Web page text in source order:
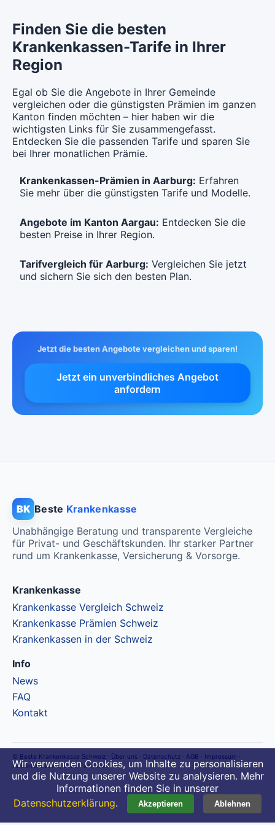
Standard Modell:
Grundversicherung
Ohne Unfalldeckung:
Mit Unfalldeckung: CHF 110.35
Hausarzt Modell:
KPTwin.win
Ohne Unfalldeckung:
Mit Unfalldeckung: CHF 113.25
Standard Modell:
Grundversicherung
Ohne Unfalldeckung:
Mit Unfalldeckung: CHF 122.05
Weitere Modelle Modell:
KPTwin.easy
Ohne Unfalldeckung:
Mit Unfalldeckung: CHF 114.35
Hausarzt Modell:
KPTwin.win
Ohne Unfalldeckung:
Mit Unfalldeckung: CHF 124.05
Standard Modell:
Grundversicherung
Ohne Unfalldeckung:
Mit Unfalldeckung: CHF 133.65
Finden Sie die besten
Krankenkassen-Tarife in Ihrer
Region
Egal ob Sie die Angebote in Ihrer Gemeinde
vergleichen oder die günstigsten Prämien im ganzen
Kanton finden möchten – hier haben wir die
wichtigsten Links für Sie zusammengefasst.
Entdecken Sie die passenden Tarife und sparen Sie
bei Ihrer monatlichen Prämie.
Krankenkassen-Prämien in Aarburg: Erfahren
Sie mehr über die günstigsten Tarife und Modelle.
Angebote im Kanton Aargau: Entdecken Sie die
besten Preise in Ihrer Region.
Tarifvergleich für Aarburg: Vergleichen Sie jetzt
und sichern Sie sich den besten Plan.
Jetzt die besten Angebote vergleichen und sparen!
Jetzt ein unverbindliches Angebot
anfordern
BK Beste Krankenkasse
Unabhängige Beratung und transparente Vergleiche
für Privat- und Geschäftskunden. Ihr starker Partner
rund um Krankenkasse, Versicherung & Vorsorge.
Krankenkasse
Krankenkasse Vergleich Schweiz
Krankenkasse Prämien Schweiz
Krankenkassen in der Schweiz
Info
News
FAQ
Kontakt
© Beste Krankenkasse Schweiz · Über uns · Datenschutz · AGB · Impressum ·
Haldenstrasse 2, 8320 Fehraltorf
Wir verwenden Cookies, um Inhalte zu personalisieren
und die Nutzung unserer Website zu analysieren. Mehr
Informationen finden Sie in unserer
Datenschutzerklärung. Akzeptieren Ablehnen